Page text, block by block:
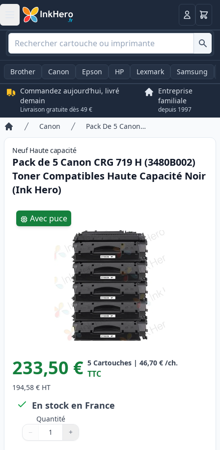
Panier
Brother Canon Epson HP Lexmark Samsung
Commandez aujourd’hui, livré
demain
Livraison gratuite dès 49 €
Entreprise
familiale
depuis 1997
Accueil
Canon Pack De 5 Canon CRG 719 H (3480B002) Toner Compatibles Haute Capacité Noir (Ink Hero)
Neuf Hautecapacité
Pack de 5 Canon CRG 719 H (3480B002)
Toner Compatibles Haute Capacité Noir
(Ink Hero)
Product information
Avec puce
233,50 € 5 Cartouches | 46,70 € /ch.
TTC
194,58 € HT
En stock en France
Quantité
Quantité
Utilisez les boutons pour ajuster
− +
Quantité